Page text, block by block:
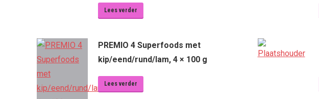
Lees verder
PREMIO 4 Superfoods met
kip/eend/rund/lam, 4 × 100 g
Lees verder